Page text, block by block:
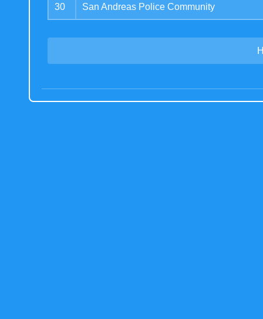
30 San Andreas Police Community